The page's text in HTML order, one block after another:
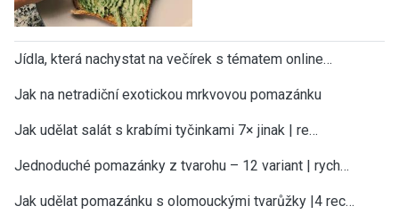
Jídla, která nachystat na večírek s tématem online…
Jak na netradiční exotickou mrkvovou pomazánku
Jak udělat salát s krabími tyčinkami 7× jinak | re…
Jednoduché pomazánky z tvarohu – 12 variant | rych…
Jak udělat pomazánku s olomouckými tvarůžky |4 rec…